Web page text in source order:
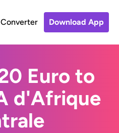
Download App
Euro to
d'Afrique